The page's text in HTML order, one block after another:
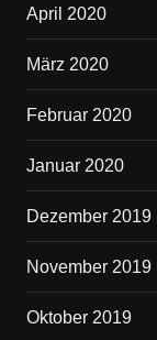
April 2020
März 2020
Februar 2020
Januar 2020
Dezember 2019
November 2019
Oktober 2019